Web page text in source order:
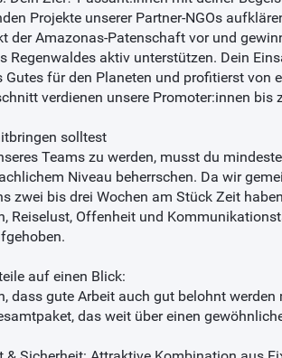
Projekte unserer Partner-NGOs
der Amazonas-Patenschaft vor und
Regenwaldes aktiv unterstützen. Dein
Gutes für den Planeten und profitierst von
verdienen unsere Promoter:innen bis
solltest
Teams zu werden, musst du
Niveau beherrschen. Da wir
zwei bis drei Wochen am Stück Zeit
Reiselust, Offenheit und
auf einen Blick:
dass gute Arbeit auch gut belohnt
das weit über einen